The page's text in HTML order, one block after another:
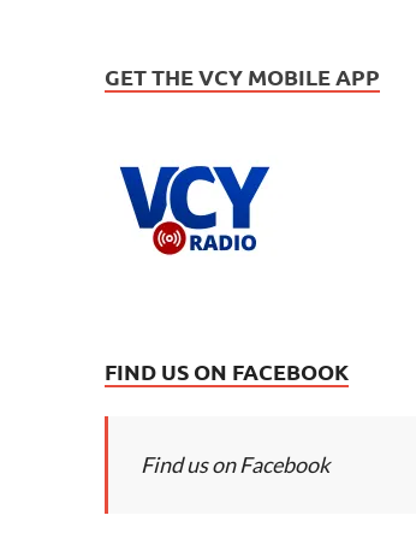
GET THE VCY MOBILE APP
FIND US ON FACEBOOK
Find us on Facebook